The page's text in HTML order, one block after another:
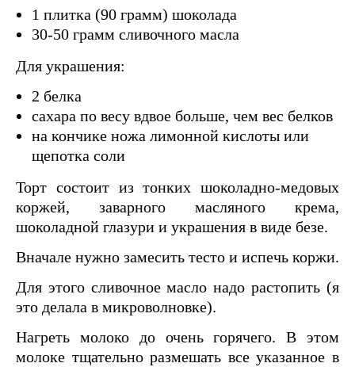
1 плитка (90 грамм) шоколада
30-50 грамм сливочного масла
Для украшения:
2 белка
сахара по весу вдвое больше, чем вес белков
на кончике ножа лимонной кислоты или
щепотка соли
Торт состоит из тонких шоколадно-медовых
коржей, заварного масляного крема,
шоколадной глазури и украшения в виде безе.
Вначале нужно замесить тесто и испечь коржи.
Для этого сливочное масло надо растопить (я
это делала в микроволновке).
Нагреть молоко до очень горячего. В этом
молоке тщательно размешать все указанное в